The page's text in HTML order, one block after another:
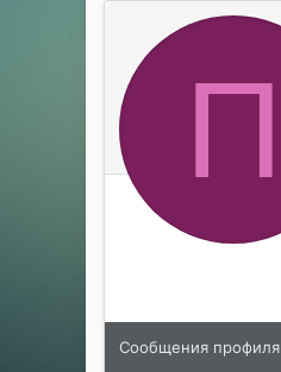
П
Сообщения профиля